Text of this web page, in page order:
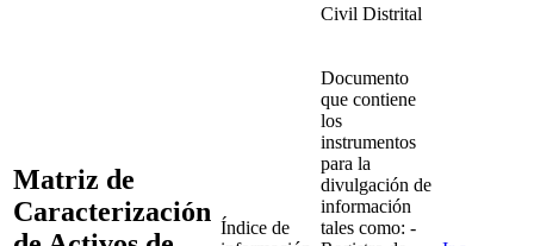
Civil Distrital
Matriz de
Caracterización
Índice de
Documento
que contiene
los
instrumentos
para la
divulgación de
información
tales como: -